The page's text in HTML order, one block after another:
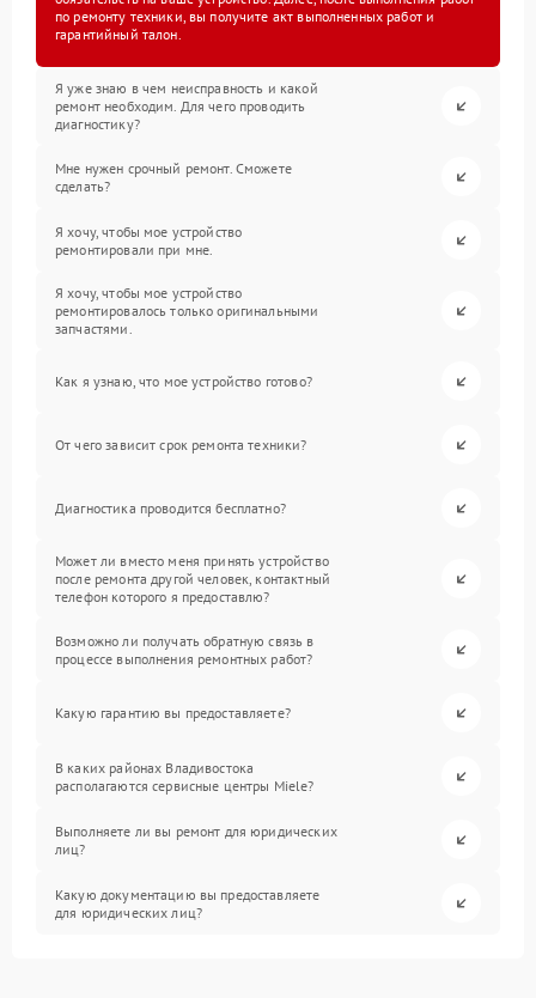
по ремонту техники, вы получите акт выполненных работ и
гарантийный талон.
Я уже знаю в чем неисправность и какой
ремонт необходим. Для чего проводить
диагностику?
Мне нужен срочный ремонт. Сможете
сделать?
Я хочу, чтобы мое устройство
ремонтировали при мне.
Я хочу, чтобы мое устройство
ремонтировалось только оригинальными
запчастями.
Как я узнаю, что мое устройство готово?
От чего зависит срок ремонта техники?
Диагностика проводится бесплатно?
Может ли вместо меня принять устройство
после ремонта другой человек, контактный
телефон которого я предоставлю?
Возможно ли получать обратную связь в
процессе выполнения ремонтных работ?
Какую гарантию вы предоставляете?
В каких районах Владивостока
располагаются сервисные центры Miele?
Выполняете ли вы ремонт для юридических
лиц?
Какую документацию вы предоставляете
для юридических лиц?